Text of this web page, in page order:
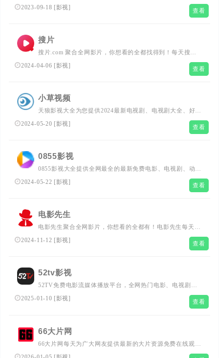
电视剧、高清电影、好看的电视剧、好看的电影在线观看和
迅雷电影下载，每天更新最新好看的电影电视剧，影视爱好
2023-09-18 [影视] 查看
搜片
搜片.com 聚合全网影片，你想看的全都找得到！每天搜集
最新电影、电视剧、在线观看网址、蓝光高清正版免费看！
2024-04-06 [影视] 查看
小草视频
天狼影视大全为您提供2024最新电视剧、电视剧大全、好看
的电视剧、最新的电影在线观看和迅雷电影下载，360影视
大全，每天更新最新好看的电视剧，最新综艺真人秀，明星
www.yjytv.com
2024-05-20 [影视] 查看
0855影视
0855影视大全提供全网最全的最新免费电影、电视剧、动
漫、综艺等资源在线观看，每天第一时间更新。
2024-05-22 [影视] 查看
电影先生
电影先生聚合全网影片，你想看的全都有！电影先生每天搜
集互联网最新电影和电视剧，为广大用户免费提供无广告在
线观看电影和电视剧服务，及时收录最新、最热、最全的电
2024-11-12 [影视] 查看
52tv影视
52TV免费电影流媒体播放平台，全网热门电影、电视剧一
站式观看，随时更新更新最新电影、最热电视剧、高评分推
荐的电影大片，高清正版免费，无广告干扰，为您打造极致
2025-01-10 [影视] 查看
66大片网
66大片网每天为广大网友提供最新的大片资源免费在线观
看，每天换不同资源，每天看不同大片。